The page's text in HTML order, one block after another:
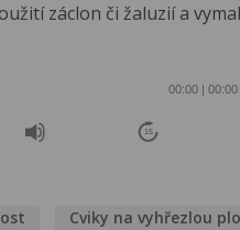
záclon či žaluzií a
00:00 | 00:00
15
Cviky na vyhřezlou